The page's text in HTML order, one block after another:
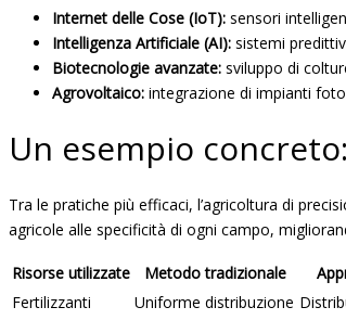
Internet delle Cose (IoT): sensori
Intelligenza Artificiale (AI): sistemi
Biotecnologie avanzate: sviluppo di
Agrovoltaico: integrazione di impianti
Un esempio
Tra le pratiche più efficaci, l’agricoltura di
agricole alle specificità di ogni campo,
Risorse utilizzate Metodo tradizionale
Fertilizzanti
Uniforme distribuzione